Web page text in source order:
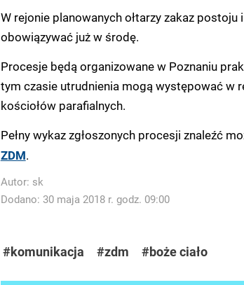
W rejonie planowanych ołtarzy zakaz
obowiązywać już w środę.
Procesje będą organizowane w Poznaniu
tym czasie utrudnienia mogą występować w
kościołów parafialnych.
Pełny wykaz zgłoszonych procesji znaleźć
ZDM.
Autor: sk
Dodano: 30 maja 2018 r. godz. 09:00
#komunikacja #zdm #boże ciało